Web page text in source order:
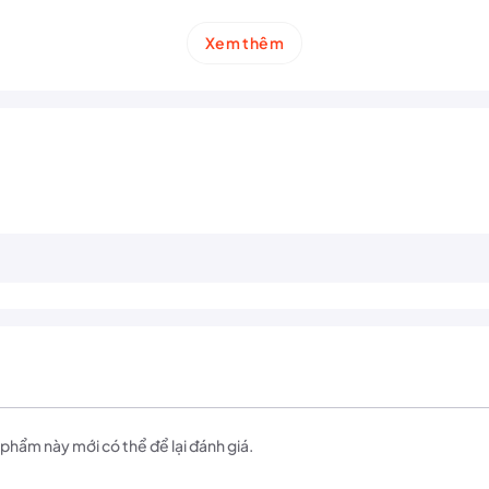
tạo điểm nhấn đầy cá tính. Thiết kế tối giản nhưng vẫn
động viên– giúp bạn thi đấu thoải mái, tự tin và luôn phong độ trên sân.
Xem thêm
này mới có thể để lại đánh giá.